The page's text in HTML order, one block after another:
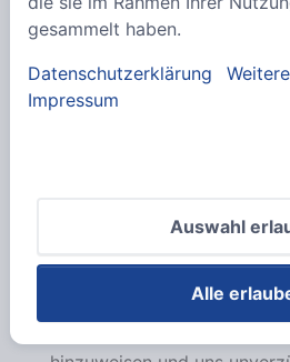
Die von uns gelieferte Ware
bis der Kunde sämtliche
Kunde ist verpflichtet uns
Warenpfändungen,
gesammelt haben.
Datenschutzerklärung
Impressum
Auswahl
Alle